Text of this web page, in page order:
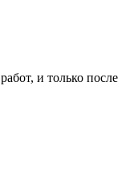
работ, и только после